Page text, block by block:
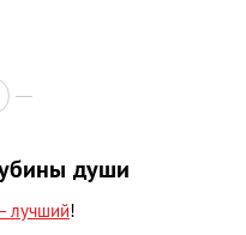
души
лучший!